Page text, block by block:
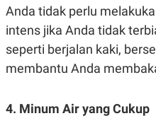
K
O
N
A
A
D
P
R
E
S
E
A
Anda tidak perlu
intens jika Anda tidak
seperti berjalan kaki,
membantu Anda
4. Minum Air yang Cukup